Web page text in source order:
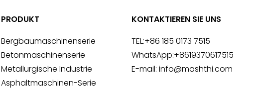
PRODUKT
Bergbaumaschinenserie
Betonmaschinenserie
Metallurgische Industrie
Asphaltmaschinen-Serie
KONTAKTIEREN SIE UNS
TEL:+86 185 0173 7515
WhatsApp:+8619370617515
E-mail: info@mashthi.com